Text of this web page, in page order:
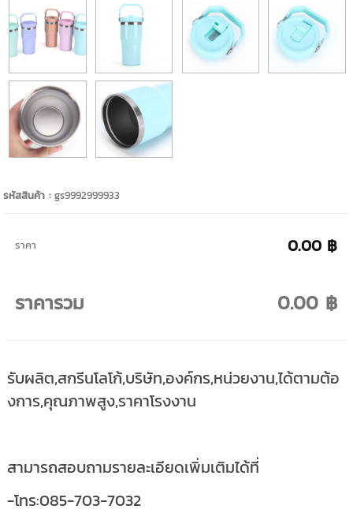
รหัสสินค้า :gs9992999933
ราคา 0.00 ฿
ราคารวม 0.00 ฿
รับผลิต,สกรีนโลโก้,บริษัท,องค์กร,หน่วยงาน,ได้ตามต้อ
งการ,คุณภาพสูง,ราคาโรงงาน
สามารถสอบถามรายละเอียดเพิ่มเติมได้ที่
-โทร:085-703-7032